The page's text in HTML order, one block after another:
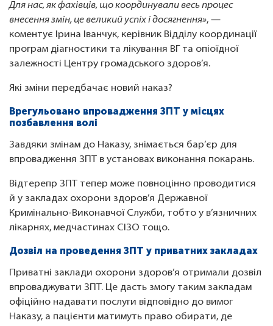
Для нас, як фахівців, що координували весь процес
внесення змін, це великий успіх і досягнення», —
коментує Ірина Іванчук, керівник Відділу координації
програм діагностики та лікування ВГ та опіоїдної
залежності Центру громадського здоров’я.
Які зміни передбачає новий наказ?
Врегульовано впровадження ЗПТ у місцях
позбавлення волі
Завдяки змінам до Наказу, знімається бар’єр для
впровадження ЗПТ в установах виконання покарань.
Відтерепр ЗПТ тепер може повноцінно проводитися
й у закладах охорони здоров’я Державної
Кримінально-Виконавчої Служби, тобто у в’язничних
лікарнях, медчастинах СІЗО тощо.
Дозвіл на проведення ЗПТ у приватних закладах
Приватні заклади охорони здоров’я отримали дозвіл
впроваджувати ЗПТ. Це дасть змогу таким закладам
офіційно надавати послуги відповідно до вимог
Наказу, а пацієнти матимуть право обирати, де